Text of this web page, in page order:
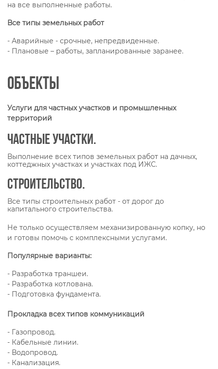
на все выполненные работы.
Все типы земельных работ
- Аварийные - срочные, непредвиденные.
- Плановые – работы, запланированные заранее.
Объекты
Услуги для частных участков и промышленных
территорий
Частные участки.
Выполнение всех типов земельных работ на дачных,
коттеджных участках и участках под ИЖС.
Строительство.
Все типы строительных работ - от дорог до
капитального строительства.
Не только осуществляем механизированную копку, но
и готовы помочь с комплексными услугами.
Популярные варианты:
- Разработка траншеи.
- Разработка котлована.
- Подготовка фундамента.
Прокладка всех типов коммуникаций
- Газопровод.
- Кабельные линии.
- Водопровод.
- Канализация.